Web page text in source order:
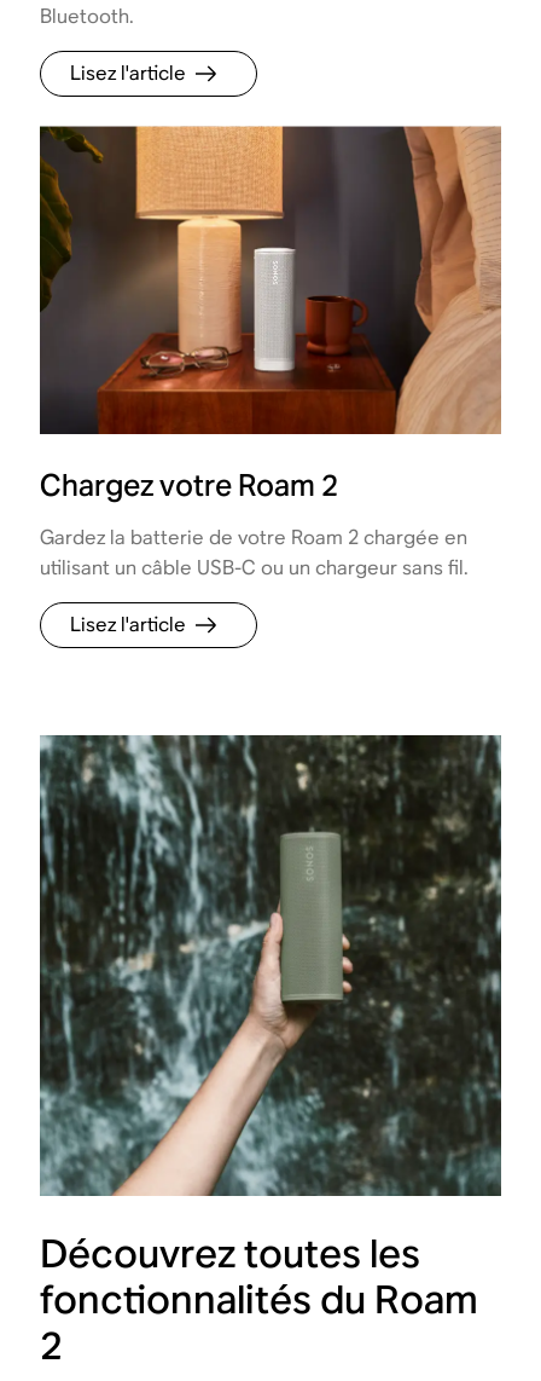
Bluetooth.
Lisez l'article
Chargez votre Roam 2
Gardez la batterie de votre Roam 2 chargée en
utilisant un câble USB-C ou un chargeur sans fil.
Lisez l'article
Découvrez toutes les
fonctionnalités du Roam
2